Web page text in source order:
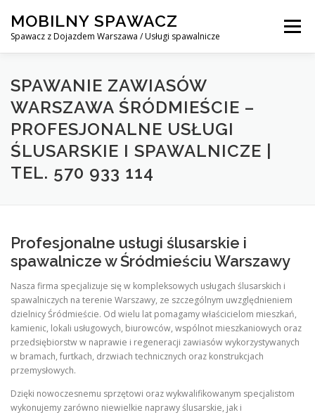
content
MOBILNY SPAWACZ
Spawacz z Dojazdem Warszawa / Usługi spawalnicze
Menu
MOBILNY SPAWACZ WARSZAWA
KONTAKT
SPAWANIE ZAWIASÓW
WARSZAWA ŚRÓDMIEŚCIE –
PROFESJONALNE USŁUGI
ŚLUSARSKIE I SPAWALNICZE |
TEL. 570 933 114
Profesjonalne usługi ślusarskie i
spawalnicze w Śródmieściu Warszawy
Nasza firma specjalizuje się w kompleksowych usługach ślusarskich i
spawalniczych na terenie Warszawy, ze szczególnym uwzględnieniem
dzielnicy Śródmieście. Od wielu lat pomagamy właścicielom mieszkań,
kamienic, lokali usługowych, biurowców, wspólnot mieszkaniowych oraz
przedsiębiorstw w naprawie i regeneracji zawiasów wykorzystywanych
w bramach, furtkach, drzwiach technicznych oraz konstrukcjach
przemysłowych.
Dzięki nowoczesnemu sprzętowi oraz wykwalifikowanym specjalistom
wykonujemy zarówno niewielkie naprawy ślusarskie, jak i